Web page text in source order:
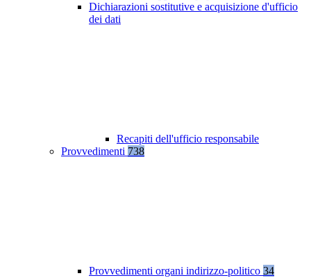
Dichiarazioni sostitutive e acquisizione d'ufficio
dei dati
Recapiti dell'ufficio responsabile
Provvedimenti 738
Provvedimenti organi indirizzo-politico 34